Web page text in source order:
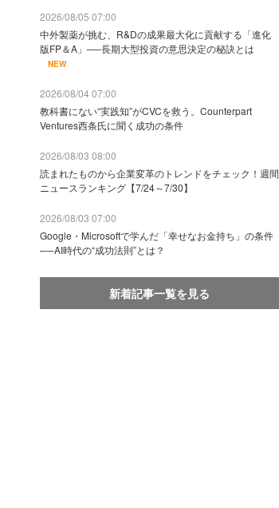
2026/08/05 07:00
中外製薬が挑む、R&Dの成果最大化に貢献する「進化
版FP＆A」──長期大型投資の意思決定の秘訣とは
NEW
2026/08/04 07:00
教科書にない“実践知”がCVCを救う。Counterpart
Ventures西条氏に聞く成功の条件
2026/08/03 08:00
読まれたものから企業変革のトレンドをチェック！週間
ニュースランキング【7/24～7/30】
2026/08/03 07:00
Google・Microsoftで学んだ「幸せなお金持ち」の条件
──AI時代の“成功法則”とは？
新着記事一覧を見る